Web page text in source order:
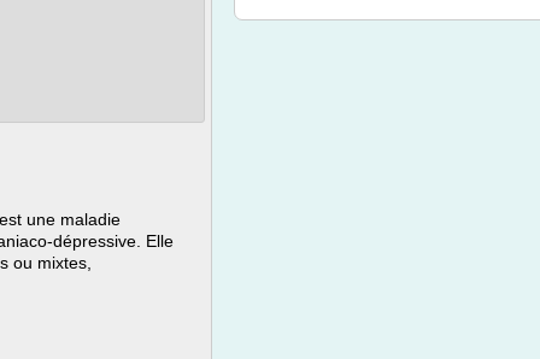
une maladie
dépressive. Elle
ou mixtes,